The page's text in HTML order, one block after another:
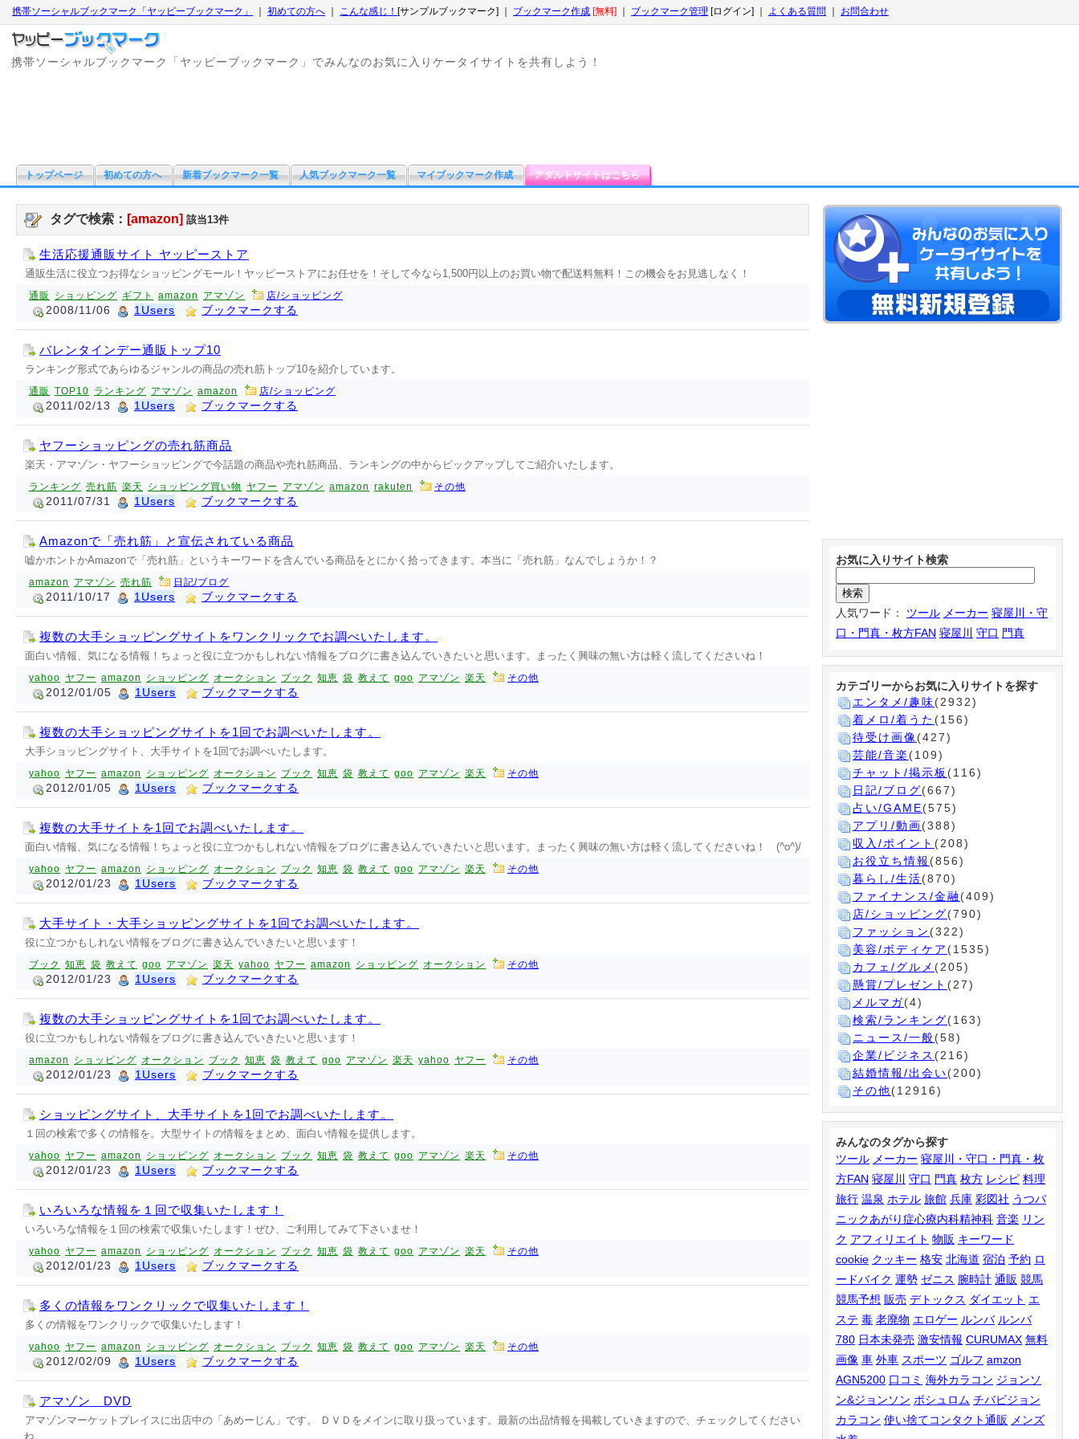
携帯ソーシャルブックマーク「ヤッピーブックマーク」 初めての方へ こんな感じ！ [サンプルブックマーク] ｜ ブックマーク作成 [無料] ブックマーク管理 [ログイン] ｜ よくある質問 お問合わせ
携帯ソーシャルブックマーク「ヤッピーブックマーク」でみんなのお気に入りケータイサイトを共有しよう！
トップページ 初めての方へ 新着ブックマーク一覧 人気ブックマーク一覧 マイブックマーク作成 アダルトサイトはこちら
タグで検索： [amazon] 該当13件
生活応援通販サイト ヤッピーストア
通販生活に役立つお得なショッピングモール！ヤッピーストアにお任せを！そして今なら1,500円以上のお買い物で配送料無料！この機会をお見逃しなく！
通販 ショッピング ギフト amazon アマゾン 店/ショッピング
2008/11/06 1Users ブックマークする
バレンタインデー通販トップ10
ランキング形式であらゆるジャンルの商品の売れ筋トップ10を紹介しています。
通販 TOP10 ランキング アマゾン amazon 店/ショッピング
2011/02/13 1Users ブックマークする
ヤフーショッピングの売れ筋商品
楽天・アマゾン・ヤフーショッピングで今話題の商品や売れ筋商品、ランキングの中からピックアップしてご紹介いたします。
ランキング 売れ筋 楽天 ショッピング買い物 ヤフー アマゾン amazon rakuten その他
2011/07/31 1Users ブックマークする
Amazonで「売れ筋」と宣伝されている商品
嘘かホントかAmazonで「売れ筋」というキーワードを含んでいる商品をとにかく拾ってきます。本当に「売れ筋」なんでしょうか！？
amazon アマゾン 売れ筋 日記/ブログ
2011/10/17 1Users ブックマークする
複数の大手ショッピングサイトをワンクリックでお調べいたします。
面白い情報、気になる情報！ちょっと役に立つかもしれない情報をブログに書き込んでいきたいと思います。まったく興味の無い方は軽く流してくださいね！
yahoo ヤフー amazon ショッピング オークション ブック 知恵 袋 教えて goo アマゾン 楽天 その他
2012/01/05 1Users ブックマークする
複数の大手ショッピングサイトを1回でお調べいたします。
大手ショッピングサイト、大手サイトを1回でお調べいたします。
yahoo ヤフー amazon ショッピング オークション ブック 知恵 袋 教えて goo アマゾン 楽天 その他
2012/01/05 1Users ブックマークする
複数の大手サイトを1回でお調べいたします。
面白い情報、気になる情報！ちょっと役に立つかもしれない情報をブログに書き込んでいきたいと思います。まったく興味の無い方は軽く流してくださいね！ (^o^)/
yahoo ヤフー amazon ショッピング オークション ブック 知恵 袋 教えて goo アマゾン 楽天 その他
2012/01/23 1Users ブックマークする
大手サイト・大手ショッピングサイトを1回でお調べいたします。
役に立つかもしれない情報をブログに書き込んでいきたいと思います！
ブック 知恵 袋 教えて goo アマゾン 楽天 yahoo ヤフー amazon ショッピング オークション その他
2012/01/23 1Users ブックマークする
複数の大手ショッピングサイトを1回でお調べいたします。
役に立つかもしれない情報をブログに書き込んでいきたいと思います！
amazon ショッピング オークション ブック 知恵 袋 教えて goo アマゾン 楽天 yahoo ヤフー その他
2012/01/23 1Users ブックマークする
ショッピングサイト、大手サイトを1回でお調べいたします。
１回の検索で多くの情報を。大型サイトの情報をまとめ、面白い情報を提供します。
yahoo ヤフー amazon ショッピング オークション ブック 知恵 袋 教えて goo アマゾン 楽天 その他
2012/01/23 1Users ブックマークする
いろいろな情報を１回で収集いたします！
いろいろな情報を１回の検索で収集いたします！ぜひ、ご利用してみて下さいませ！
yahoo ヤフー amazon ショッピング オークション ブック 知恵 袋 教えて goo アマゾン 楽天 その他
2012/01/23 1Users ブックマークする
多くの情報をワンクリックで収集いたします！
多くの情報をワンクリックで収集いたします！
yahoo ヤフー amazon ショッピング オークション ブック 知恵 袋 教えて goo アマゾン 楽天 その他
2012/02/09 1Users ブックマークする
アマゾン DVD
アマゾンマーケットプレイスに出店中の「あめーじん」です。 ＤＶＤをメインに取り扱っています。最新の出品情報を掲載していきますので、チェックしてください
ね。
お気に入りサイト検索
人気ワード： ツール メーカー 寝屋川・守
口・門真・枚方FAN 寝屋川 守口 門真
カテゴリーからお気に入りサイトを探す
エンタメ/趣味(2932)
着メロ/着うた (156)
待受け画像(427)
芸能/音楽 (109)
チャット/掲示板 (116)
日記/ブログ(667)
占い/GAME(575)
アプリ/動画(388)
収入/ポイント (208)
お役立ち情報 (856)
暮らし/生活(870)
ファイナンス/金融 (409)
店/ショッピング(790)
ファッション (322)
美容/ボディケア (1535)
カフェ/グルメ (205)
懸賞/プレゼント (27)
メルマガ(4)
検索/ランキング(163)
ニュース/一般(58)
企業/ビジネス (216)
結婚情報/出会い(200)
その他(12916)
みんなのタグから探す
ツール メーカー 寝屋川・守口・門真・枚
方FAN 寝屋川 守口 門真 枚方 レシピ 料理
旅行 温泉 ホテル 旅館 兵庫 彩図社 うつパ
ニックあがり症心療内科精神科 音楽 リン
ク アフィリエイト 物販 キーワード
cookie クッキー 格安 北海道 宿泊 予約 ロ
ードバイク 運勢 ゼニス 腕時計 通販 競馬
競馬予想 販売 デトックス ダイエット エ
ステ 毒 老廃物 エロゲー ルンバ ルンバ
780 日本未発売 激安情報 CURUMAX 無料
画像 車 外車 スポーツ ゴルフ amzon
AGN5200 口コミ 海外カラコン ジョンソ
ン&ジョンソン ボシュロム チバビジョン
カラコン 使い捨てコンタクト通販 メンズ